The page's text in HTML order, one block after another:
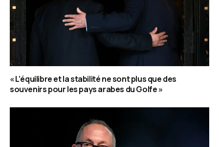
« L’équilibre et la stabilité ne sont plus que des
souvenirs pour les pays arabes du Golfe »